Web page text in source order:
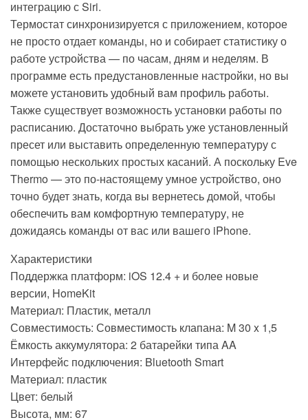
интеграцию с Siri.
Термостат синхронизируется с приложением, которое
не просто отдает команды, но и собирает статистику о
работе устройства — по часам, дням и неделям. В
программе есть предустановленные настройки, но вы
можете установить удобный вам профиль работы.
Также существует возможность установки работы по
расписанию. Достаточно выбрать уже установленный
пресет или выставить определенную температуру с
помощью нескольких простых касаний. А поскольку Eve
Thermo — это по-настоящему умное устройство, оно
точно будет знать, когда вы вернетесь домой, чтобы
обеспечить вам комфортную температуру, не
дожидаясь команды от вас или вашего iPhone.
Характеристики
Поддержка платформ: iOS 12.4 + и более новые
версии, HomeKit
Материал: Пластик, металл
Совместимость: Совместимость клапана: M 30 x 1,5
Ёмкость аккумулятора: 2 батарейки типа AA
Интерфейс подключения: Bluetooth Smart
Материал: пластик
Цвет: белый
Высота, мм: 67